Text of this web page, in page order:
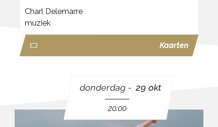
Charl Delemarre
muziek
Kaarten
donderdag 29 okt
20:00